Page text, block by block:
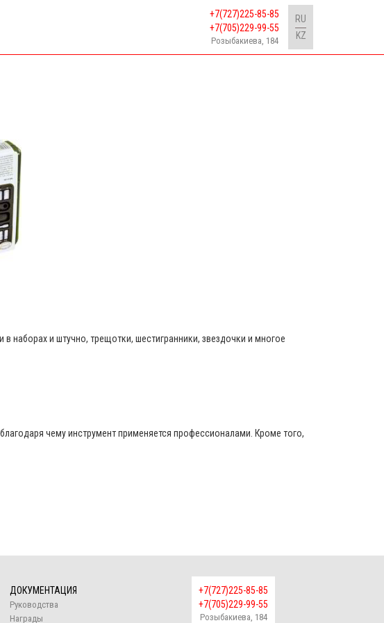
+7(727)225-85-85
+7(705)229-99-55
Розыбакиева, 184
RU
KZ
наборах и штучно, трещотки, шестигранники, звездочки и многое
чему инструмент применяется профессионалами. Кроме того,
ДОКУМЕНТАЦИЯ
Руководства
Награды
+7(727)225-85-85
+7(705)229-99-55
Розыбакиева, 184